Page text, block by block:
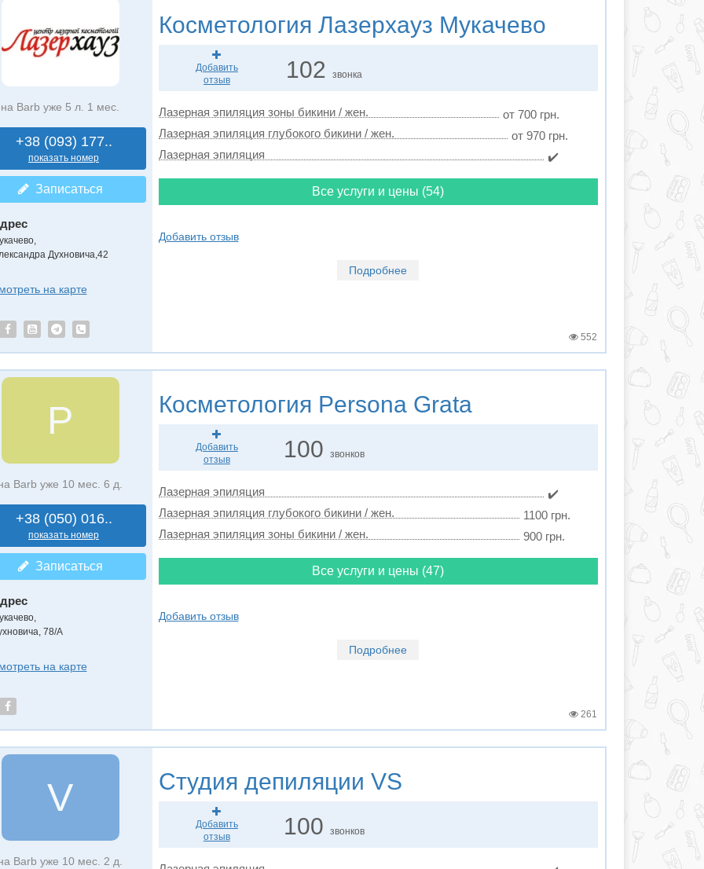
на Barb уже 5 л. 1 мес.
+38 (093) 177..
показать номер
Записаться
,
Духновича,42
на карте
Косметология Лазерхауз Мукачево
Добавить
отзыв
102звонка
Лазерная эпиляция зоны бикини / жен.
от 700 грн.
Лазерная эпиляция глубокого бикини / жен.
от 970 грн.
Лазерная эпиляция
✔️
Все услуги и цены (54)
Добавить отзыв
Подробнее
552
P
Barb уже 10 мес. 6 д.
+38 (050) 016..
показать номер
Записаться
,
78/А
на карте
Косметология Persona Grata
Добавить
отзыв
100звонков
Лазерная эпиляция
✔️
Лазерная эпиляция глубокого бикини / жен.
1100 грн.
Лазерная эпиляция зоны бикини / жен.
900 грн.
Все услуги и цены (47)
Добавить отзыв
Подробнее
261
V
Barb уже 10 мес. 2 д.
Студия депиляции VS
Добавить
отзыв
100звонков